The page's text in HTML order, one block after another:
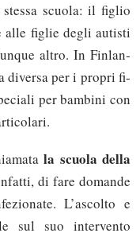
scuo­la: il fi­glio
al­le fi­glie de­gli au­ti­sti
al­tro. In Fin­lan­
di­ver­sa per i pro­pri fi­
per bam­bi­ni con
la scuola della
di fare domande
L’ascolto e
sul suo intervento